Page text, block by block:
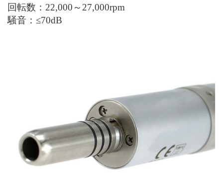
回転数： 22,000～27,000rpm
騒音： ≤70dB